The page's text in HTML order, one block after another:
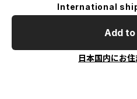
International
Add
日本国内にお